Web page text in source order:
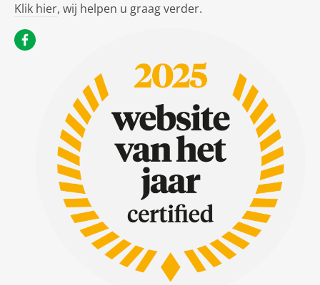
Klik hier, wij helpen u graag verder.